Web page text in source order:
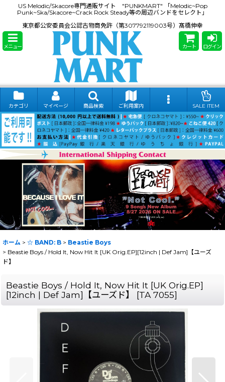
US Melodic/Skacore専門通販サイト "PUNKMART" 「Melodic~Pop
Punk~Ska/Skacore~Crack Rock Steady等の周辺バンドをセレクト」
東京都公安委員会公認古物商免許（第307792119003号）髙橋伸幸
メニュー カート ログイン
カテゴリ マイページ 商品検索 ご利用案内 SALE ITEM
ホーム > ☆ BAND: B > Beastie Boys
> Beastie Boys / Hold It, Now Hit It [UK Orig.EP][12inch | Def Jam]【ユーズ
ド】
Beastie Boys / Hold It, Now Hit It [UK Orig.EP]
[12inch | Def Jam]【ユーズド】
[TA 7055]